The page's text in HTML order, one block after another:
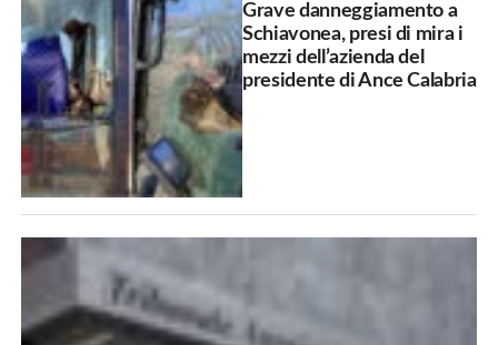
Grave danneggiamento a
Schiavonea, presi di mira i
mezzi dell’azienda del
presidente di Ance Calabria